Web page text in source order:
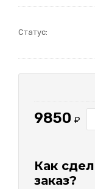
Статус:
9850 ₽
Как
заказ?